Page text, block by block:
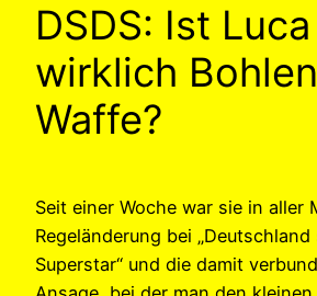
DSDS: Ist Luca
wirklich
Waffe?
Seit einer Woche war sie in aller
Regeländerung bei
Superstar“ und die damit